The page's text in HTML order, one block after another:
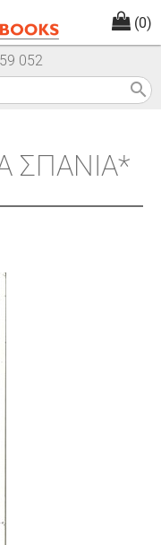
(0)
052
search
ΣΠΑΝΙΑ*